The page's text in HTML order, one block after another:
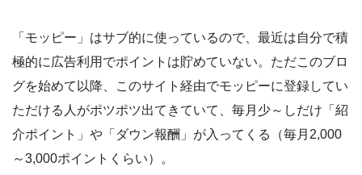
「モッピー」はサブ的に使っているので、最近は自分で積
極的に広告利用でポイントは貯めていない。ただこのブロ
グを始めて以降、このサイト経由でモッピーに登録してい
ただける人がポツポツ出てきていて、毎月少～しだけ「紹
介ポイント」や「ダウン報酬」が入ってくる（毎月2,000
～3,000ポイントくらい）。